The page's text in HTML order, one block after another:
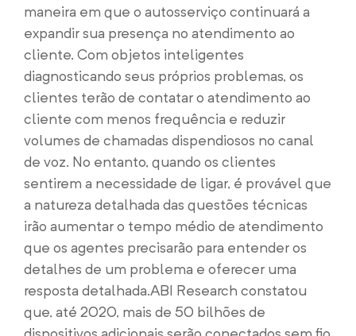
maneira em que o autosserviço continuará a
expandir sua presença no atendimento ao
cliente. Com objetos inteligentes
diagnosticando seus próprios problemas, os
clientes terão de contatar o atendimento ao
cliente com menos frequência e reduzir
volumes de chamadas dispendiosos no canal
de voz. No entanto, quando os clientes
sentirem a necessidade de ligar, é provável que
a natureza detalhada das questões técnicas
irão aumentar o tempo médio de atendimento
que os agentes precisarão para entender os
detalhes de um problema e oferecer uma
resposta detalhada.ABI Research constatou
que, até 2020, mais de 50 bilhões de